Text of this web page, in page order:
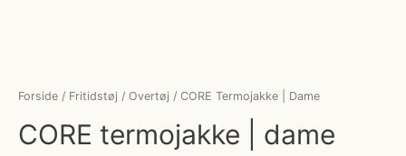
Forside / Fritidstøj / Overtøj / CORE Termojakke | Dame
CORE termojakke | dame